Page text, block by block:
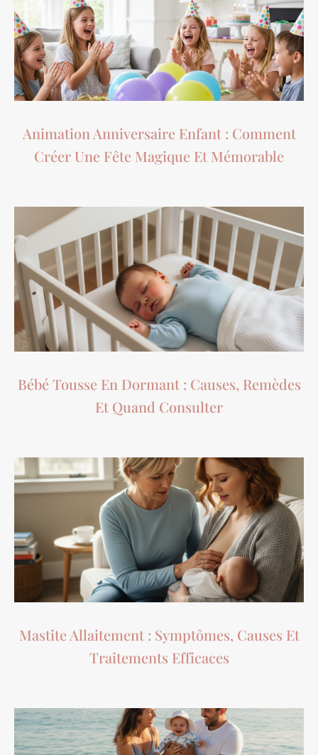
Animation Anniversaire Enfant : Comment
Créer Une Fête Magique Et Mémorable
Bébé Tousse En Dormant : Causes, Remèdes
Et Quand Consulter
Mastite Allaitement : Symptômes, Causes Et
Traitements Efficaces